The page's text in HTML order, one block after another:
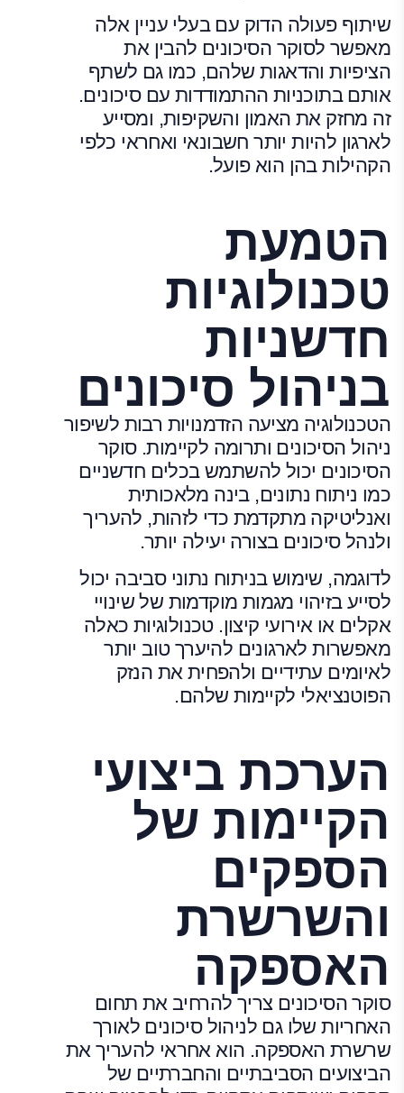
שיתוף פעולה הדוק עם בעלי עניין אלה
מאפשר לסוקר הסיכונים להבין את
הציפיות והדאגות שלהם, כמו גם לשתף
אותם בתוכניות ההתמודדות עם סיכונים.
זה מחזק את האמון והשקיפות, ומסייע
לארגון להיות יותר חשבונאי ואחראי כלפי
הקהילות בהן הוא פועל.
הטמעת
טכנולוגיות
חדשניות
בניהול סיכונים
הטכנולוגיה מציעה הזדמנויות רבות לשיפור
ניהול הסיכונים ותרומה לקיימות. סוקר
הסיכונים יכול להשתמש בכלים חדשניים
כמו ניתוח נתונים, בינה מלאכותית
ואנליטיקה מתקדמת כדי לזהות, להעריך
ולנהל סיכונים בצורה יעילה יותר.
לדוגמה, שימוש בניתוח נתוני סביבה יכול
לסייע בזיהוי מגמות מוקדמות של שינויי
אקלים או אירועי קיצון. טכנולוגיות כאלה
מאפשרות לארגונים להיערך טוב יותר
לאיומים עתידיים ולהפחית את הנזק
הפוטנציאלי לקיימות שלהם.
הערכת ביצועי
הקיימות של
הספקים
והשרשרת
האספקה
סוקר הסיכונים צריך להרחיב את תחום
האחריות שלו גם לניהול סיכונים לאורך
שרשרת האספקה. הוא אחראי להעריך את
הביצועים הסביבתיים והחברתיים של